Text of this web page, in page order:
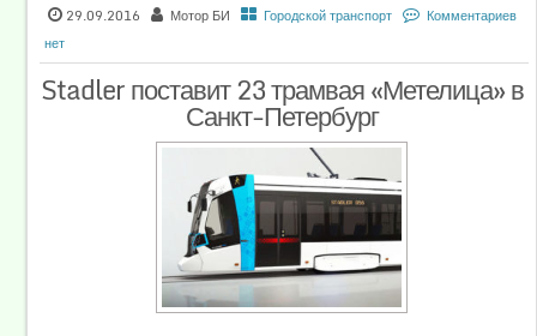
29.09.2016 Мотор БИ Городской транспорт
Комментариев
нет
Stadler поставит 23 трамвая «Метелица» в
Санкт-Петербург